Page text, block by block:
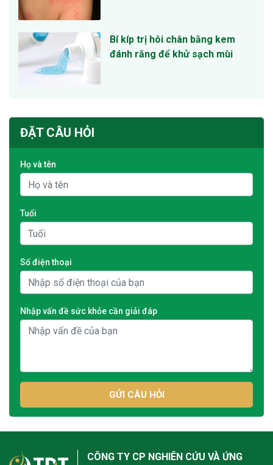
Bí kíp trị hôi chân bằng kem
đánh răng để khử sạch mùi
ĐẶT CÂU HỎI
Họ và tên
Tuổi
Số điện thoại
Nhập vấn đề sức khỏe cần giải đáp
GỬI CÂU HỎI
CÔNG TY CP NGHIÊN CỨU VÀ ỨNG